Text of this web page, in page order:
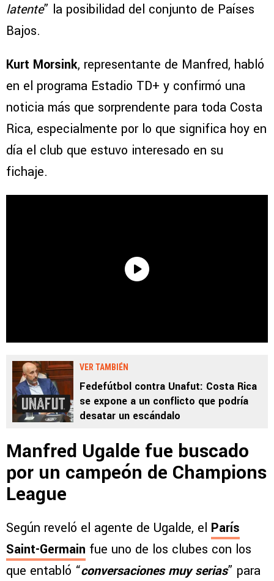
latente” la posibilidad del conjunto de Países
Bajos.
Kurt Morsink, representante de Manfred, habló
en el programa Estadio TD+ y confirmó una
noticia más que sorprendente para toda Costa
Rica, especialmente por lo que significa hoy en
día el club que estuvo interesado en su
fichaje.
VER TAMBIÉN
Fedefútbol contra Unafut: Costa Rica
se expone a un conflicto que podría
desatar un escándalo
Manfred Ugalde fue buscado
por un campeón de Champions
League
Según reveló el agente de Ugalde, el París
Saint-Germain fue uno de los clubes con los
que entabló “conversaciones muy serias” para